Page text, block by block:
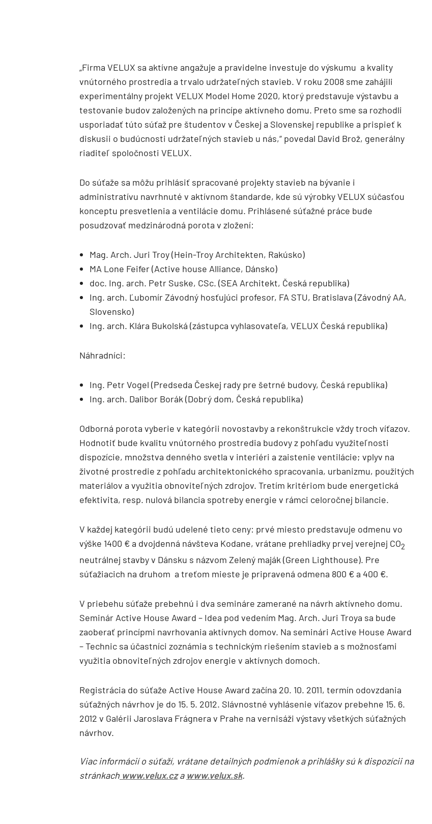
„Firma VELUX sa aktívne angažuje a pravidelne investuje do výskumu a kvality
vnútorného prostredia a trvalo udržateľných stavieb. V roku 2008 sme zahájili
experimentálny projekt VELUX Model Home 2020, ktorý predstavuje výstavbu a
testovanie budov založených na princípe aktívneho domu. Preto sme sa rozhodli
usporiadať túto súťaž pre študentov v Českej a Slovenskej republike a prispieť k
diskusii o budúcnosti udržateľných stavieb u nás,“ povedal David Brož, generálny
riaditeľ spoločnosti VELUX.
Do súťaže sa môžu prihlásiť spracované projekty stavieb na bývanie i
administratívu navrhnuté v aktívnom štandarde, kde sú výrobky VELUX súčasťou
konceptu presvetlenia a ventilácie domu. Prihlásené súťažné práce bude
posudzovať medzinárodná porota v zložení:
Mag. Arch. Juri Troy (Hein-Troy Architekten, Rakúsko)
MA Lone Feifer (Active house Alliance, Dánsko)
doc. Ing. arch. Petr Suske, CSc. (SEA Architekt, Česká republika)
Ing. arch. Ľubomír Závodný hosťujúci profesor, FA STU, Bratislava (Závodný AA,
Slovensko)
Ing. arch. Klára Bukolská (zástupca vyhlasovateľa, VELUX Česká republika)
Náhradníci:
Ing. Petr Vogel (Predseda Českej rady pre šetrné budovy, Česká republika)
Ing. arch. Dalibor Borák (Dobrý dom, Česká republika)
Odborná porota vyberie v kategórii novostavby a rekonštrukcie vždy troch víťazov.
Hodnotiť bude kvalitu vnútorného prostredia budovy z pohľadu využiteľnosti
dispozície, množstva denného svetla v interiéri a zaistenie ventilácie; vplyv na
životné prostredie z pohľadu architektonického spracovania, urbanizmu, použitých
materiálov a využitia obnoviteľných zdrojov. Tretím kritériom bude energetická
efektivita, resp. nulová bilancia spotreby energie v rámci celoročnej bilancie.
V každej kategórii budú udelené tieto ceny: prvé miesto predstavuje odmenu vo
výške 1400 € a dvojdenná návšteva Kodane, vrátane prehliadky prvej verejnej CO2
neutrálnej stavby v Dánsku s názvom Zelený maják (Green Lighthouse). Pre
súťažiacich na druhom a treťom mieste je pripravená odmena 800 € a 400 €.
V priebehu súťaže prebehnú i dva semináre zamerané na návrh aktívneho domu.
Seminár Active House Award – Idea pod vedením Mag. Arch. Juri Troya sa bude
zaoberať princípmi navrhovania aktívnych domov. Na seminári Active House Award
– Technic sa účastníci zoznámia s technickým riešením stavieb a s možnosťami
využitia obnoviteľných zdrojov energie v aktívnych domoch.
Registrácia do súťaže Active House Award začína 20. 10. 2011, termín odovzdania
súťažných návrhov je do 15. 5. 2012. Slávnostné vyhlásenie víťazov prebehne 15. 6.
2012 v Galérii Jaroslava Frágnera v Prahe na vernisáži výstavy všetkých súťažných
návrhov.
Viac informácií o súťaží, vrátane detailných podmienok a prihlášky sú k dispozícii na
stránkach www.velux.cza www.velux.sk.